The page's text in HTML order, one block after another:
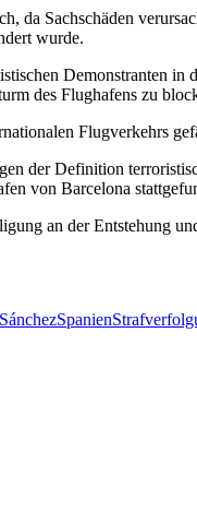
da Sachschäden
wurde.
Demonstranten
des Flughafens zu
Flugverkehrs
der Definition
von Barcelona
an der Entstehung
Spanien